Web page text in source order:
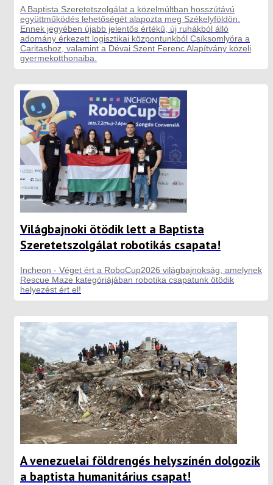
A Baptista Szeretetszolgálat a közelmúltban hosszútávú
együttműködés lehetőségét alapozta meg Székelyföldön.
Ennek jegyében újabb jelentős értékű, új ruhákból álló
adomány érkezett logisztikai központunkból Csíksomlyóra a
Caritashoz, valamint a Dévai Szent Ferenc Alapítvány közeli
gyermekotthonaiba.
Világbajnoki ötödik lett a Baptista
Szeretetszolgálat robotikás csapata!
Incheon - Véget ért a RoboCup2026 világbajnokság, amelynek
Rescue Maze kategóriájában robotika csapatunk ötödik
helyezést ért el!
A venezuelai földrengés helyszínén dolgozik
a baptista humanitárius csapat!